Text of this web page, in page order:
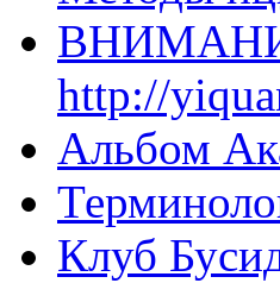
ВНИМАНИЕ
http://
Альбом
Клуб